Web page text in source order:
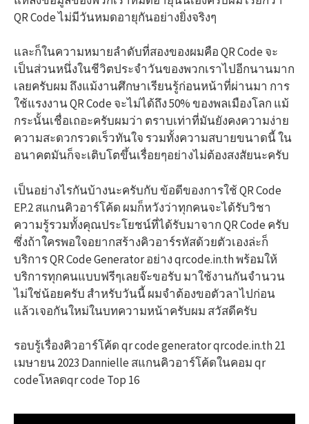
QR Code ไม่มีวันหมดอายุกันอย่างยิ่งจริงๆ
และก็ในความหมายลำดับที่สองของผมคือ QR Code จะ
เป็นส่วนหนึ่งในชีวิตประจำวันของพวกเราไปอีกนานมาก
เลยครับผม ถึงแม้งานศึกษาเรียนรู้ก่อนหน้าที่ผ่านมา การ
ใช้แรงงาน QR Code จะไม่ได้ถึง 50% ของพลเมืองโลก แม้
กระนั้นเชื่อเถอะครับผมว่า ตราบเท่าที่มันยังคงความง่าย
ความสะดวกรวดเร็วทันใจ รวมทั้งความสบายขนาดนี้ ใน
อนาคตมันก็จะเติบโตขึ้นเรื่อยๆอย่างไม่ต้องสงสัยนะครับ
เป็นอย่างไรกันบ้างนะครับกับ ข้อดีของการใช้ QR Code
EP.2 สแกนคิวอาร์โค้ด ผมก็หวังว่าทุกคนจะได้รับวิชา
ความรู้รวมทั้งคุณประโยชน์ที่ได้รับมาจาก QR Code ครับ
ซึ่งถ้าใครพอใจอยากสร้างคิวอาร์รหัสด้วยตัวเองล่ะก็
บริการ QR Code Generator อย่าง qrcode.in.th พร้อมให้
บริการทุกคนแบบฟรีๆเลยจ๊ะขอรับ มาใช้งานกันจำนวน
ไม่ใช่น้อยครับ สำหรับวันนี้ ผมจำต้องขอตัวลาไปก่อน
แล้วเจอกันใหม่ในบทความหน้าครับผม สวัสดีครับ
รอบรู้เรื่องคิวอาร์โค้ด qr code generator qrcode.in.th 21
เมษายน 2023 Dannielle สแกนคิวอาร์โค้ดในคอม qr
codeโหลดqr code Top 16